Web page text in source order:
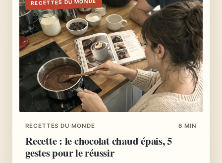
RECETTES DU MONDE
RECETTES DU MONDE 6 MIN
Recette : le chocolat chaud épais, 5
gestes pour le réussir